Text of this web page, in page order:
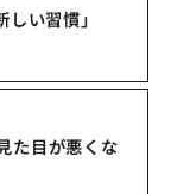
い習慣」
た目が悪くな